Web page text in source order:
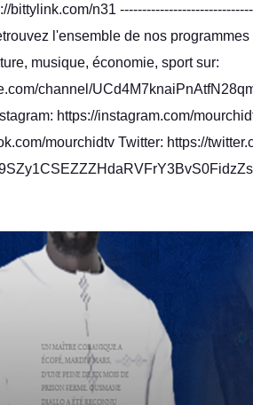
bittylink.com/n31
l'ensemble de nos
musique, économie, sport sur:
channel/
https://instagram.com/
mourchidtv Twitter: https://